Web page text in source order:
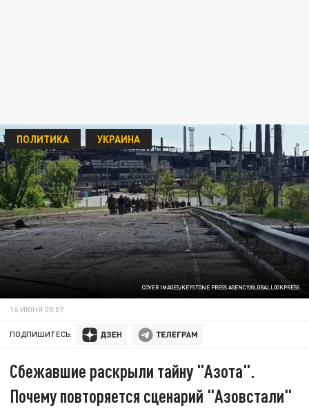
COVER IMAGES/KEYSTONE PRESS AGENCY/GLOBALLOOKPRESS
ПОЛИТИКА УКРАИНА
16 ИЮНЯ 08:57
ПОДПИШИТЕСЬ:
Сбежавшие раскрыли тайну "Азота".
Почему повторяется сценарий "Азовстали"